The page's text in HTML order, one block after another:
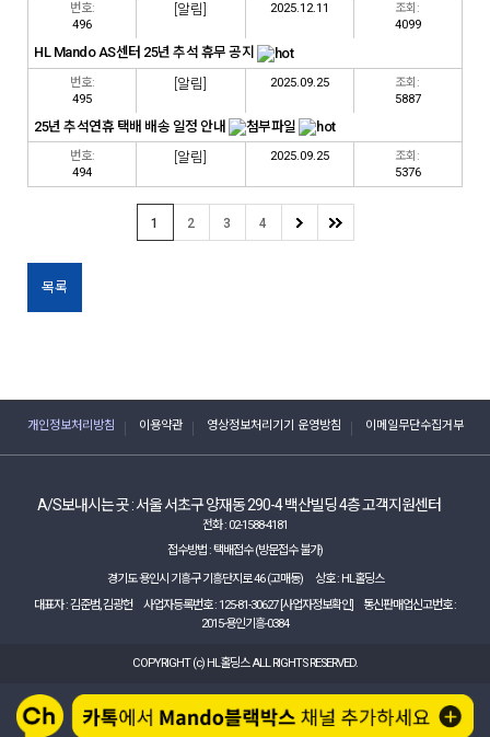
번호:
496
[알림] 2025.12.11
조회:
4099
번호:
495
[알림]
HL Mando AS센터 25년 추석 휴무 공지
2025.09.25
조회:
5887
번호:
494
[알림]
25년 추석연휴 택배 배송 일정 안내
2025.09.25
조회:
5376
1 2 3 4
목록
개인정보처리방침 이용약관 영상정보처리기기 운영방침 이메일무단수집거부
A/S보내시는 곳 :서울 서초구 양재동 290-4 백산빌딩 4층 고객지원센터
전화 : 02-1588-4181
접수방법 : 택배접수 (방문접수 불가)
경기도 용인시 기흥구 기흥단지로 46 (고매동)
상호 : HL홀딩스
대표자 :김준범, 김광헌 사업자등록번호 : 125-81-30627 [사업자정보확인]
통신판매업신고번호 :
2015-용인기흥-0384
COPYRIGHT (c) HL홀딩스ALL RIGHTS RESERVED.